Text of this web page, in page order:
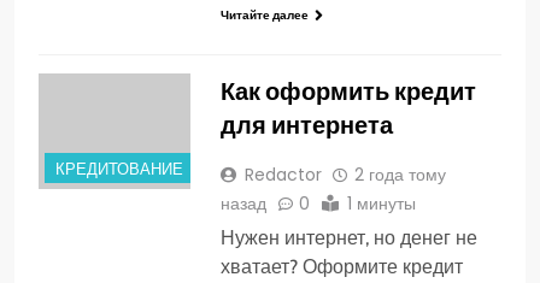
Читайте далее
КРЕДИТОВАНИЕ
Как оформить кредит
для интернета
Redactor
2 года тому
назад
0 1 минуты
Нужен интернет, но денег не
хватает? Оформите кредит